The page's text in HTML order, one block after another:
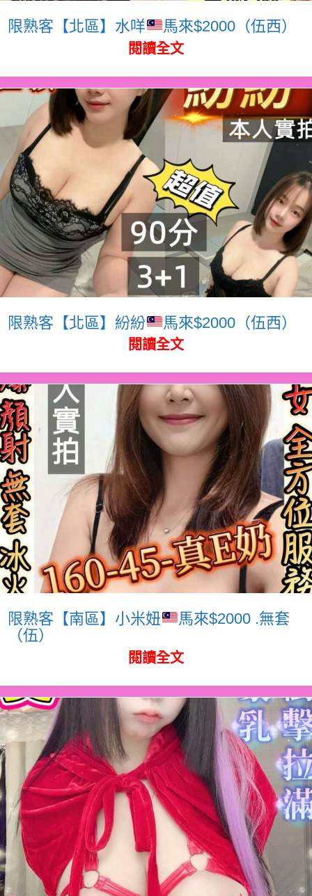
限熟客【北區】水咩 馬來$2000（伍西）
閱讀全文
限熟客【北區】紛紛 馬來$2000（伍西）
閱讀全文
限熟客【南區】小米妞
馬來$2000 .無套
（伍）
閱讀全文